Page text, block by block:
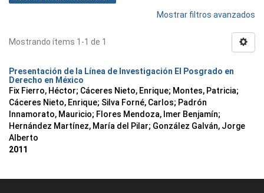
Mostrar filtros avanzados
Mostrando ítems 1-1 de 1
Presentación de la Línea de Investigación El Posgrado en
Derecho en México
Fix Fierro, Héctor; Cáceres Nieto, Enrique; Montes, Patricia;
Cáceres Nieto, Enrique; Silva Forné, Carlos; Padrón
Innamorato, Mauricio; Flores Mendoza, Imer Benjamín;
Hernández Martínez, María del Pilar; González Galván, Jorge
Alberto
2011